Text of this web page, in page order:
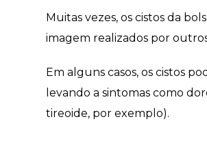
Muitas vezes, os cistos da
imagem realizados por
Em alguns casos, os cistos
levando a sintomas como
tireoide, por exemplo).